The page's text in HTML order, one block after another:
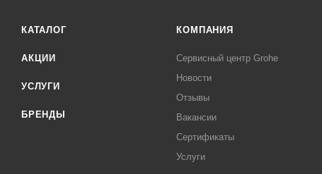
КАТАЛОГ
АКЦИИ
УСЛУГИ
БРЕНДЫ
КОМПАНИЯ
Сервисный центр Grohe
Новости
Отзывы
Вакансии
Сертификаты
Услуги